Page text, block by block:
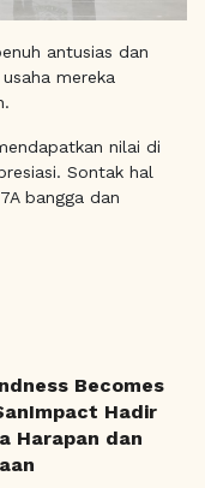
antusias dan
mereka
nilai di
Sontak hal
bangga dan
Becomes
Hadir
Harapan dan